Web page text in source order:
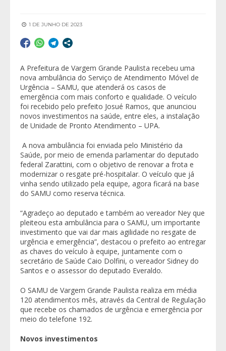
1 DE JUNHO DE 2023
A Prefeitura de Vargem Grande Paulista recebeu uma
nova ambulância do Serviço de Atendimento Móvel de
Urgência – SAMU, que atenderá os casos de
emergência com mais conforto e qualidade. O veículo
foi recebido pelo prefeito Josué Ramos, que anunciou
novos investimentos na saúde, entre eles, a instalação
de Unidade de Pronto Atendimento – UPA.
A nova ambulância foi enviada pelo Ministério da
Saúde, por meio de emenda parlamentar do deputado
federal Zarattini, com o objetivo de renovar a frota e
modernizar o resgate pré-hospitalar. O veículo que já
vinha sendo utilizado pela equipe, agora ficará na base
do SAMU como reserva técnica.
“Agradeço ao deputado e também ao vereador Ney que
pleiteou esta ambulância para o SAMU, um importante
investimento que vai dar mais agilidade no resgate de
urgência e emergência”, destacou o prefeito ao entregar
as chaves do veículo à equipe, juntamente com o
secretário de Saúde Caio Dolfini, o vereador Sidney do
Santos e o assessor do deputado Everaldo.
O SAMU de Vargem Grande Paulista realiza em média
120 atendimentos mês, através da Central de Regulação
que recebe os chamados de urgência e emergência por
meio do telefone 192.
Novos investimentos